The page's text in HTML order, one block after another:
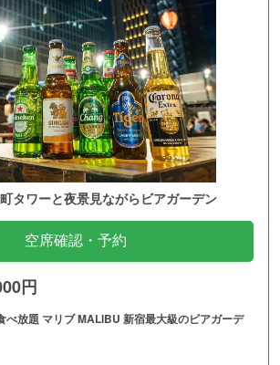
タワーと夜景見ながらビアガーデン
空席確認・予約
円
べ放題 マリブ MALIBU 新宿最大級のビアガーデ